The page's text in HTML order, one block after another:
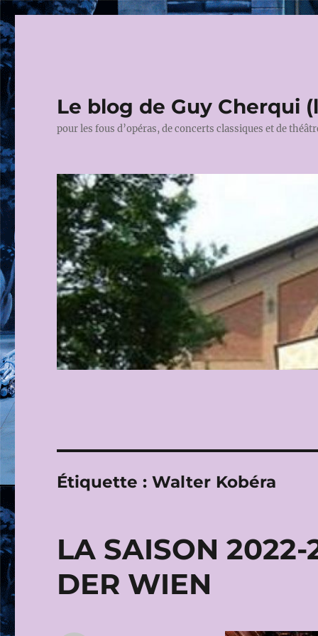
Le blog de Guy Cherqui
pour les fous d’opéras, de concerts classiques et de
Étiquette :Walter Kobéra
LA SAISON
DER WIEN